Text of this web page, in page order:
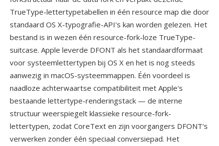
TrueType-lettertypetabellen in één resource map die door
standaard OS X-typografie-API's kan worden gelezen. Het
bestand is in wezen één resource-fork-loze TrueType-
suitcase. Apple leverde DFONT als het standaardformaat
voor systeemlettertypen bij OS X en het is nog steeds
aanwezig in macOS-systeemmappen. Één voordeel is
naadloze achterwaartse compatibiliteit met Apple's
bestaande lettertype-renderingstack — de interne
structuur weerspiegelt klassieke resource-fork-
lettertypen, zodat CoreText en zijn voorgangers DFONT's
verwerken zonder één speciaal conversiepad. Het